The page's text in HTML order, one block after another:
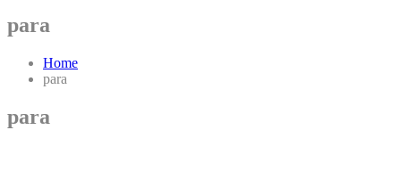
para
Home
para
para